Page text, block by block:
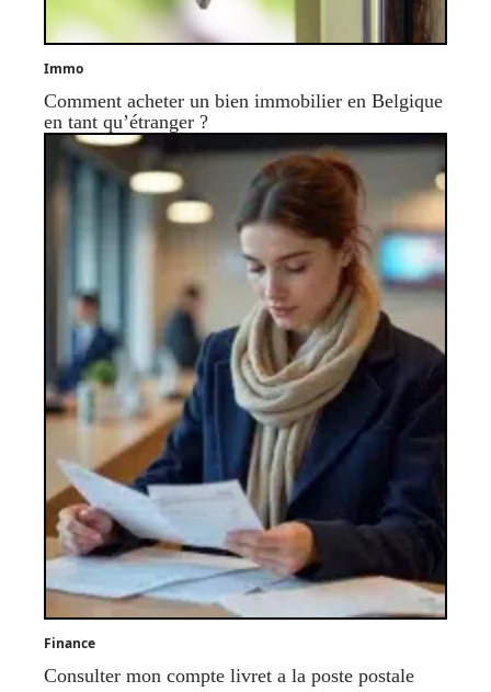
Immo
Comment acheter un bien immobilier en Belgique
en tant qu’étranger ?
Finance
Consulter mon compte livret a la poste postale